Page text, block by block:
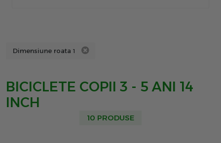
Dimensiune roata 1
BICICLETE COPII 3 - 5 ANI 14
INCH
10 PRODUSE